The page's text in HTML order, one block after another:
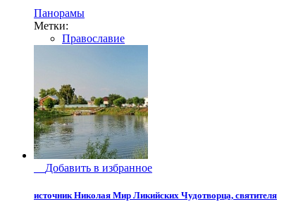
Панорамы
Метки:
Православие
Добавить в избранное
источник Николая Мир Ликийских Чудотворца, святителя